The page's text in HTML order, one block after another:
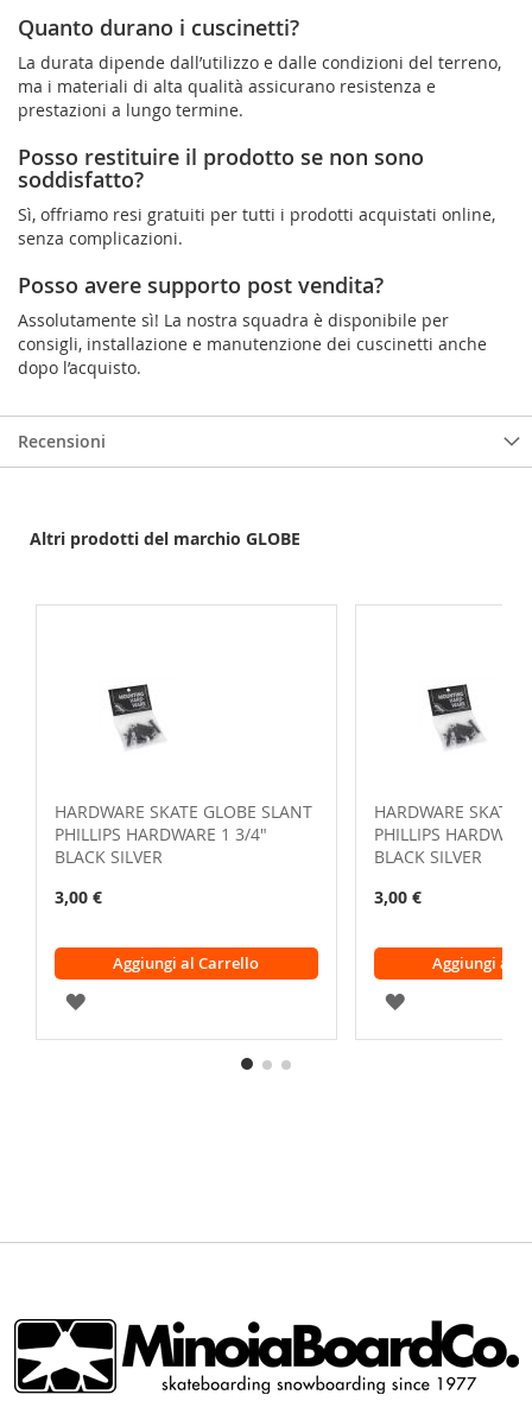
Quanto durano i cuscinetti?
La durata dipende dall’utilizzo e dalle condizioni del terreno,
ma i materiali di alta qualità assicurano resistenza e
prestazioni a lungo termine.
Posso restituire il prodotto se non sono
soddisfatto?
Sì, offriamo resi gratuiti per tutti i prodotti acquistati online,
senza complicazioni.
Posso avere supporto post vendita?
Assolutamente sì! La nostra squadra è disponibile per
consigli, installazione e manutenzione dei cuscinetti anche
dopo l’acquisto.
Recensioni
Altri prodotti del marchio GLOBE
HARDWARE SKATE GLOBE SLANT
PHILLIPS HARDWARE 1 3/4"
BLACK SILVER
3,00 €
Aggiungi al Carrello
AGGIUNGI
ALLA
HARDWARE SKATE
PHILLIPS
BLACK SILVER
3,00 €
Aggiungi al
AGGIUNGI
ALLA